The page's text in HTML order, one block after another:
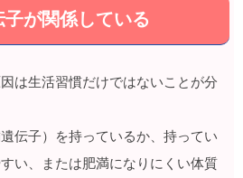
が関係している
は生活習慣だけではないことが分
伝子）を持っているか、持ってい
い、または肥満になりにくい体質